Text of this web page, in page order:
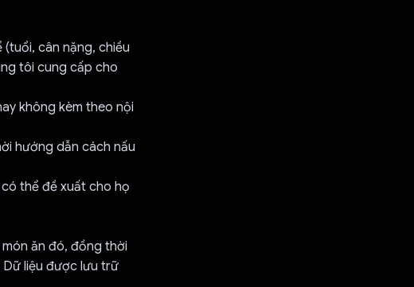
cân nặng, chiều
tôi cung cấp cho
không kèm theo nội
hướng dẫn cách nấu
thể đề xuất cho họ
ăn đó, đồng thời
liệu được lưu trữ